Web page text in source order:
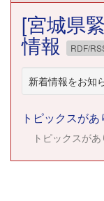
[宮城県
情報 RDF/
新着情報をお知
トピックスがあ
トピックスがあ